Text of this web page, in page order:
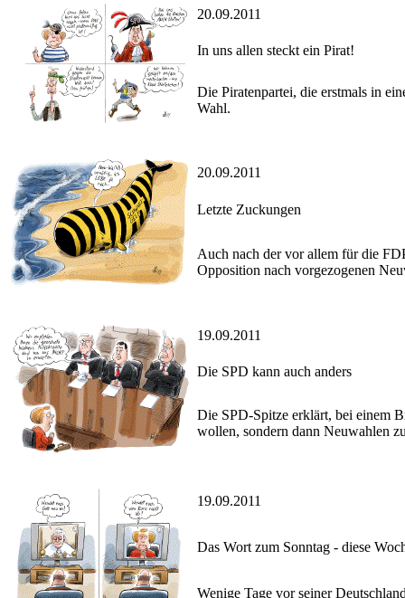
20.09.2011
In uns allen steckt ein Pirat!
Die Piratenpartei, die erstmals in
Wahl.
20.09.2011
Letzte Zuckungen
Auch nach der vor allem für die
Opposition nach vorgezogenen
19.09.2011
Die SPD kann auch anders
Die SPD-Spitze erklärt, bei einem
wollen, sondern dann Neuwahlen
19.09.2011
Das Wort zum Sonntag - diese
Wenige Tage vor seiner